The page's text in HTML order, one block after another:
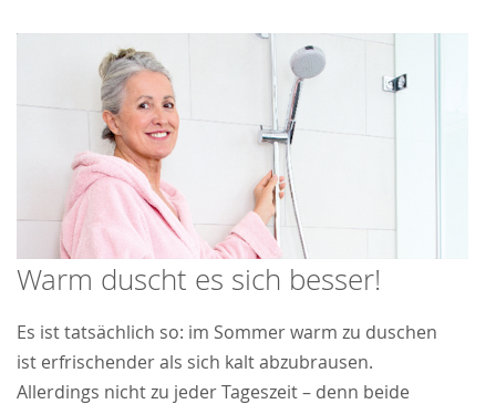
Warm duscht es sich besser!
Es ist tatsächlich so: im Sommer warm zu duschen
ist erfrischender als sich kalt abzubrausen.
Allerdings nicht zu jeder Tageszeit – denn beide